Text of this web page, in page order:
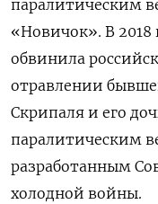
паралитическим
«Новичок». В 2018
обвинила
отравлении
Скрипаля и его
паралитическим
разработанным
холодной войны.